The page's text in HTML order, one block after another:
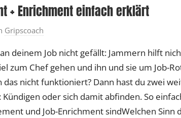
+ Enrichment einfach erklärt
Gripscoach
deinem Job nicht gefällt: Jammern hilft
zum Chef gehen und ihn und sie um Job-
nicht funktioniert? Dann hast du zwei
oder sich damit abfinden. So
und Job-Enrichment sindWelchen Sinn